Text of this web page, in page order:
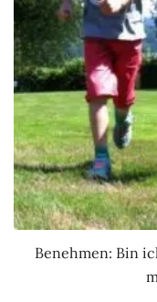
Benehmen: Bin